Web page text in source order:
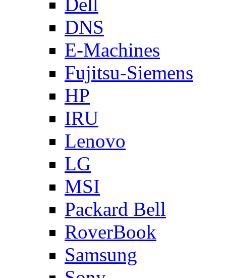
DNS
E-Machines
Fujitsu-Siemens
HP
IRU
Lenovo
LG
MSI
Packard Bell
RoverBook
Samsung